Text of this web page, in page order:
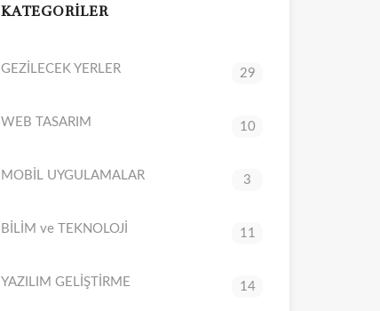
KATEGORİLER
GEZİLECEK YERLER 29
WEB TASARIM 10
MOBİL UYGULAMALAR 3
BİLİM ve TEKNOLOJİ 11
YAZILIM GELİŞTİRME 14